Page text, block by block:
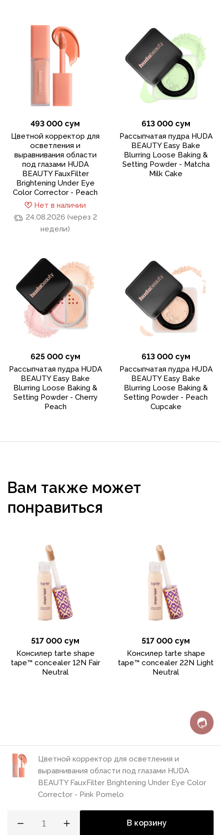
493 000 сум
Цветной корректор для
осветления и
выравнивания области
под глазами HUDA
BEAUTY FauxFilter
Brightening Under Eye
Color Corrector - Peach
Нет в наличии
24.08.2026 (через 2
недели)
613 000 сум
Рассыпчатая пудра HUDA
BEAUTY Easy Bake
Blurring Loose Baking &
Setting Powder - Matcha
Milk Cake
625 000 сум
Рассыпчатая пудра HUDA
BEAUTY Easy Bake
Blurring Loose Baking &
Setting Powder - Cherry
Peach
613 000 сум
Рассыпчатая пудра HUDA
BEAUTY Easy Bake
Blurring Loose Baking &
Setting Powder - Peach
Cupcake
Вам также может
понравиться
517 000 сум
Консилер tarte shape
tape™ concealer 12N Fair
Neutral
517 000 сум
Консилер tarte shape
tape™ concealer 22N Light
Neutral
Цветной корректор для осветления и
выравнивания области под глазами HUDA
BEAUTY FauxFilter Brightening Under Eye Color
Corrector - Pink Pomelo
В корзину
Политика конфиденциальности
Пользовательское соглашение
Разработка сайта